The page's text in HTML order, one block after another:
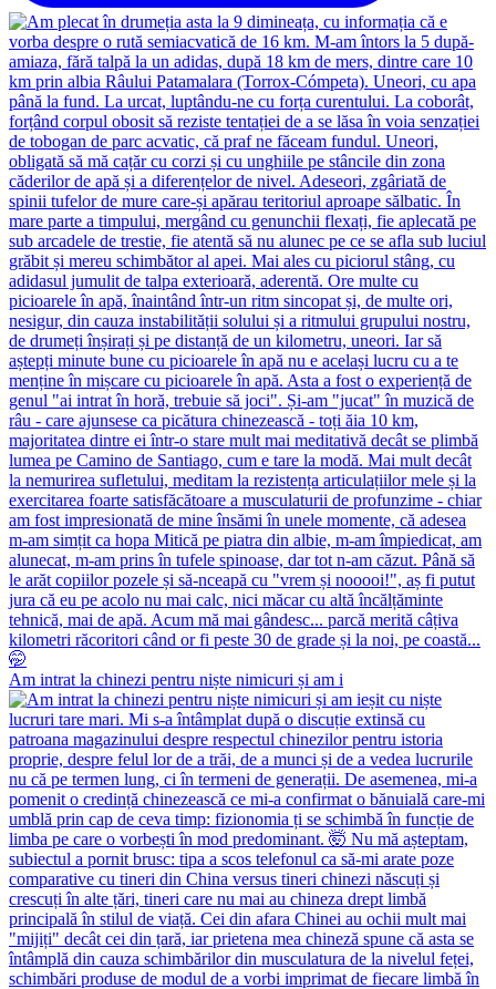
Am intrat la chinezi pentru niște nimicuri și am i